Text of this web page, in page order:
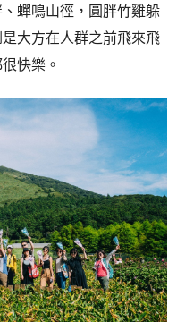
蟬鳴山徑，圓胖竹雞躲
大方在人群之前飛來飛
快樂。